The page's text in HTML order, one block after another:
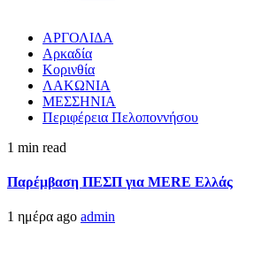
ΑΡΓΟΛΙΔΑ
Αρκαδία
Κορινθία
ΛΑΚΩΝΙΑ
ΜΕΣΣΗΝΙΑ
Περιφέρεια Πελοποννήσου
1 min read
Παρέμβαση ΠΕΣΠ για MERE Ελλάς
1 ημέρα ago admin